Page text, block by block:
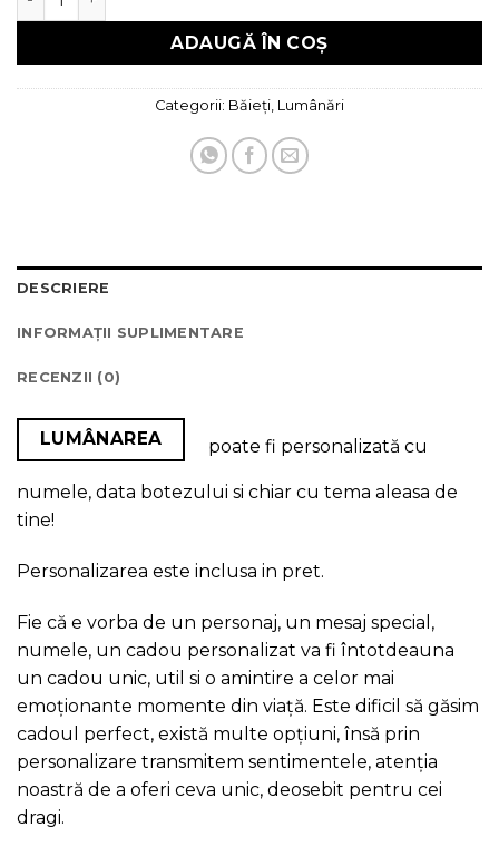
ADAUGĂ ÎN COȘ
Categorii: Băieți, Lumânări
DESCRIERE
INFORMAȚII SUPLIMENTARE
RECENZII (0)
LUMÂNAREA poate fi personalizată cu
numele, data botezului si chiar cu tema aleasa de
tine!
Personalizarea este inclusa in pret.
Fie că e vorba de un personaj, un mesaj special,
numele, un cadou personalizat va fi întotdeauna
un cadou unic, util si o amintire a celor mai
emoționante momente din viață. Este dificil să găsim
cadoul perfect, există multe opțiuni, însă prin
personalizare transmitem sentimentele, atenția
noastră de a oferi ceva unic, deosebit pentru cei
dragi.